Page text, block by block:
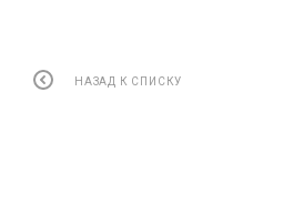
НАЗАД К СПИСКУ